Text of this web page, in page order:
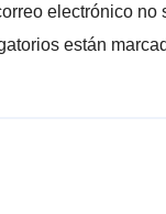
electrónico no
están